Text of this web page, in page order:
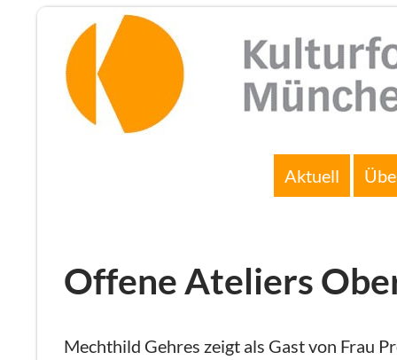
Aktuell
Offene Ateliers
Mechthild Gehres zeigt als Gast von Frau